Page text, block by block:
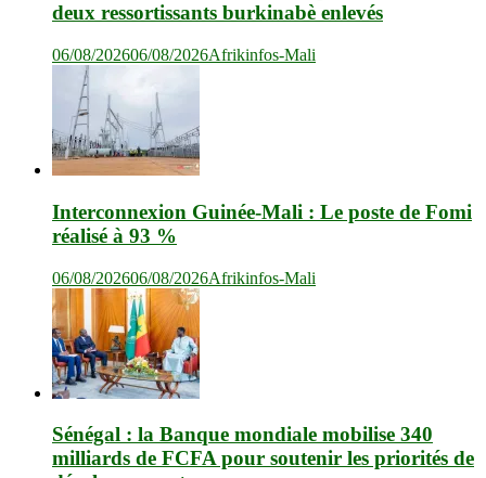
deux ressortissants burkinabè enlevés
06/08/202606/08/2026Afrikinfos-Mali
Interconnexion Guinée-Mali : Le poste de Fomi
réalisé à 93 %
06/08/202606/08/2026Afrikinfos-Mali
Sénégal : la Banque mondiale mobilise 340
milliards de FCFA pour soutenir les priorités de